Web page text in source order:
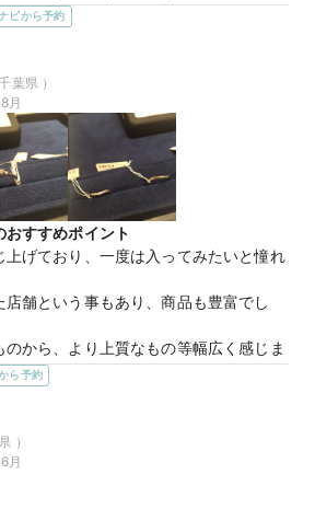
は是非！
理由
ブランドに伺ったせいか疲れていまし
とあったのかあまり良いなという感じ
加工しているダイヤモンドの加工も有
価格は安めかな？
おり、カジュアルなプレゼントだと凄
。
スはヨンドシーで購入して凄く喜んで
典情報
ビウエディングから”10,000円分”の特典を
ビから予約
葉県 ）
月
すすめポイント
上げており、一度は入ってみたいと憧れ
舗という事もあり、商品も豊富でし
から、より上質なもの等幅広く感じま
のを探しやすいと思います。
理由
高さが低く、普段着けしやすい事、ま
たので小さな石でも映えるようなリン
ずっと着け続けたいと思えるデザイン且
ら予約
）
月